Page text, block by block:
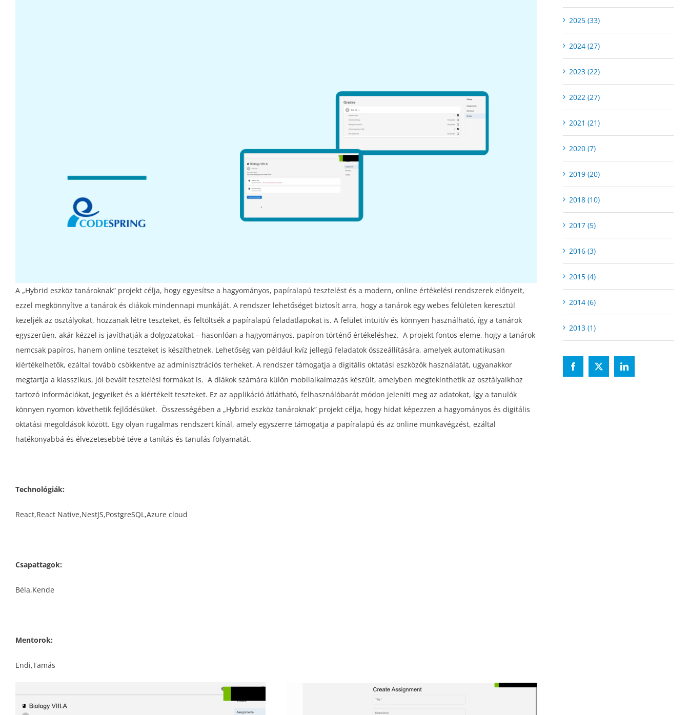
A „Hybrid eszköz tanároknak” projekt célja, hogy egyesítse a hagyományos, papíralapú tesztelést és a modern, online értékelési rendszerek előnyeit,
ezzel megkönnyítve a tanárok és diákok mindennapi munkáját. A rendszer lehetőséget biztosít arra, hogy a tanárok egy webes felületen keresztül
kezeljék az osztályokat, hozzanak létre teszteket, és feltöltsék a papíralapú feladatlapokat is. A felület intuitív és könnyen használható, így a tanárok
egyszerűen, akár kézzel is javíthatják a dolgozatokat – hasonlóan a hagyományos, papíron történő értékeléshez. A projekt fontos eleme, hogy a tanárok
nemcsak papíros, hanem online teszteket is készíthetnek. Lehetőség van például kvíz jellegű feladatok összeállítására, amelyek automatikusan
kiértékelhetők, ezáltal tovább csökkentve az adminisztrációs terheket. A rendszer támogatja a digitális oktatási eszközök használatát, ugyanakkor
megtartja a klasszikus, jól bevált tesztelési formákat is. A diákok számára külön mobilalkalmazás készült, amelyben megtekinthetik az osztályaikhoz
tartozó információkat, jegyeiket és a kiértékelt teszteket. Ez az applikáció átlátható, felhasználóbarát módon jeleníti meg az adatokat, így a tanulók
könnyen nyomon követhetik fejlődésüket. Összességében a „Hybrid eszköz tanároknak” projekt célja, hogy hidat képezzen a hagyományos és digitális
oktatási megoldások között. Egy olyan rugalmas rendszert kínál, amely egyszerre támogatja a papíralapú és az online munkavégzést, ezáltal
hatékonyabbá és élvezetesebbé téve a tanítás és tanulás folyamatát.
Technológiák:
React,React Native,NestJS,PostgreSQL,Azure cloud
Csapattagok:
Béla,Kende
Mentorok:
Endi,Tamás
2025 (33)
2024 (27)
2023 (22)
2022 (27)
2021 (21)
2020 (7)
2019 (20)
2018 (10)
2017 (5)
2016 (3)
2015 (4)
2014 (6)
2013 (1)